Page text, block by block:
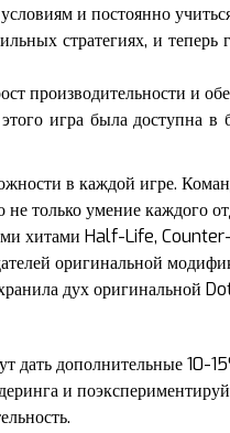
и постоянно
стратегиях, и теперь
производительности и
игра была доступна
в каждой игре.
только умение каждого
хитами Half-Life,
оригинальной
дух оригинальной
дополнительные 10-
и